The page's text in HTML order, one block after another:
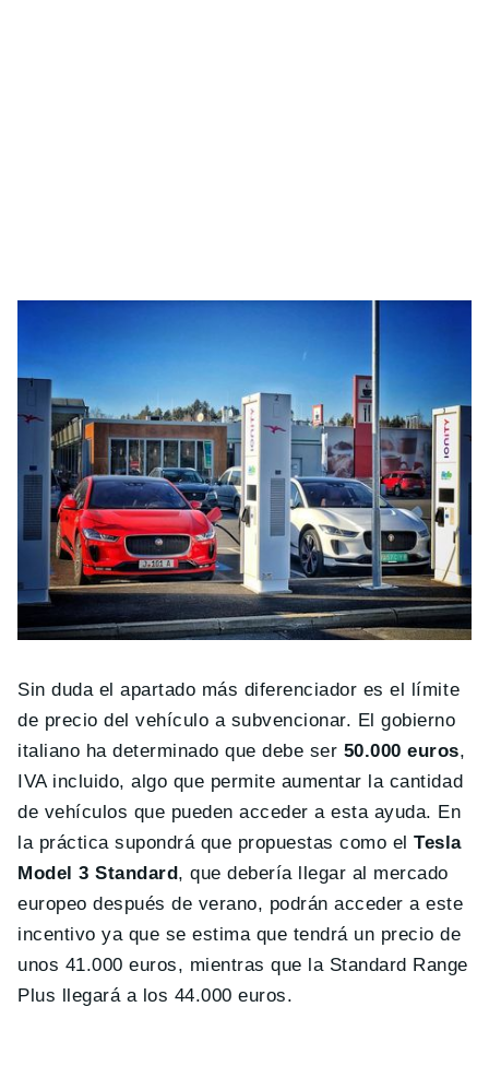
Sin duda el apartado más diferenciador es el límite
de precio del vehículo a subvencionar. El gobierno
italiano ha determinado que debe ser 50.000 euros,
IVA incluido, algo que permite aumentar la cantidad
de vehículos que pueden acceder a esta ayuda. En
la práctica supondrá que propuestas como elTesla
Model 3 Standard, que debería llegar al mercado
europeo después de verano, podrán acceder a este
incentivo ya que se estima que tendrá un precio de
unos 41.000 euros, mientras que la Standard Range
Plus llegará a los 44.000 euros.